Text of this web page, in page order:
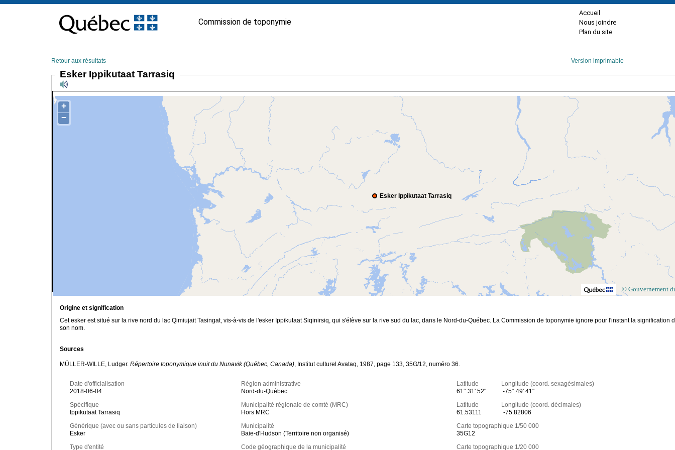
contenu
Commission de toponymie
Accueil
Nous joindre
Plan du site
Retour aux résultats Version imprimable
Esker Ippikutaat Tarrasiq
Esker Ippikutaat Tarrasiq
+
−
© Gouvernement
Origine et signification
Cet esker est situé sur la rive nord du lac Qimiujait Tasingat, vis-à-vis de l'esker Ippikutaat Siqinirsiq, qui s'élève sur la rive sud du lac, dans le Nord-du-Québec. La Commission de toponymie ignore pour l'instant la signification
son nom.
Sources
MÜLLER-WILLE, Ludger. Répertoire toponymique inuit du Nunavik (Québec, Canada), Institut culturel Avataq, 1987, page 133, 35G/12, numéro 36.
Date d'officialisation
2018-06-04
Spécifique
Ippikutaat Tarrasiq
Générique (avec ou sans particules de liaison)
Esker
Type d'entité
Région administrative
Nord-du-Québec
Municipalité régionale de comté (MRC)
Hors MRC
Municipalité
Baie-d'Hudson (Territoire non organisé)
Code géographique de la municipalité
Latitude Longitude (coord. sexagésimales)
61° 31' 52"
-75° 49' 41"
Latitude Longitude (coord. décimales)
61.53111
-75.82806
Carte topographique 1/50 000
35G12
Carte topographique 1/20 000